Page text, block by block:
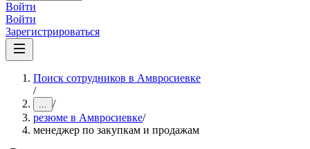
Войти
Войти
Зарегистрироваться
Поиск сотрудников в Амвросиевке
/
... /
резюме в Амвросиевке/
менеджер по закупкам и продажам